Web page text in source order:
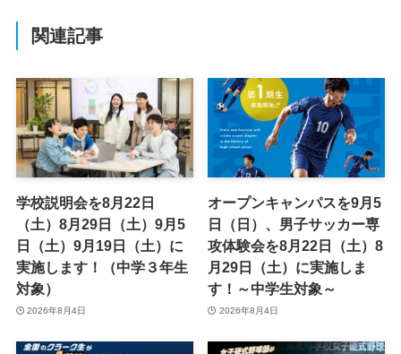
関連記事
学校説明会を8月22日
（土）8月29日（土）9月5
日（土）9月19日（土）に
実施します！（中学３年生
対象）
2026年8月4日
オープンキャンパスを9月5
日（日）、男子サッカー専
攻体験会を8月22日（土）8
月29日（土）に実施しま
す！～中学生対象～
2026年8月4日